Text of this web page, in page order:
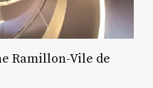
Ramillon-Vile de